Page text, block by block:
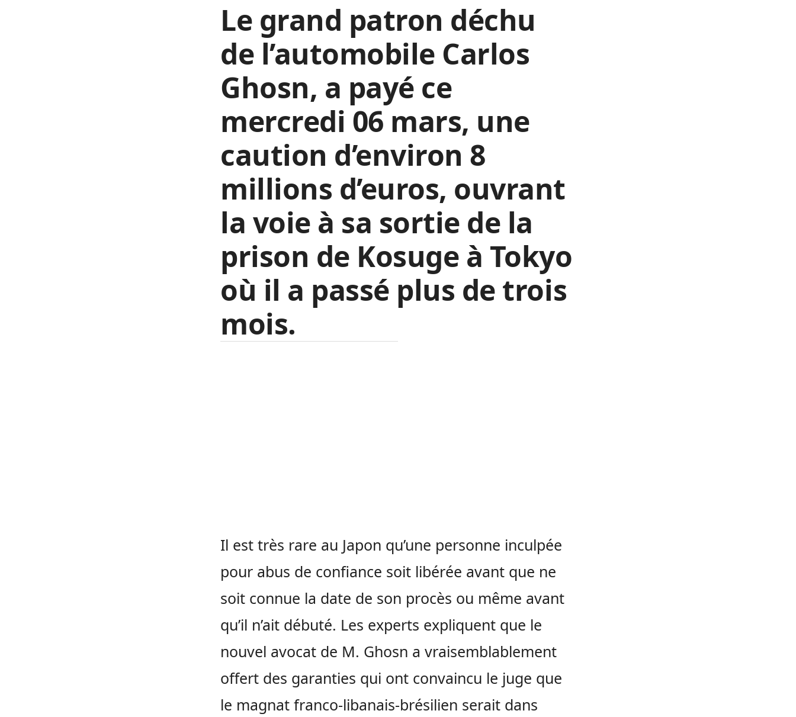
Le grand patron déchu
de l’automobile Carlos
Ghosn, a payé ce
mercredi 06 mars, une
caution d’environ 8
millions d’euros, ouvrant
la voie à sa sortie de la
prison de Kosuge à Tokyo
où il a passé plus de trois
mois.
Il est très rare au Japon qu’une personne inculpée
pour abus de confiance soit libérée avant que ne
soit connue la date de son procès ou même avant
qu’il n’ait débuté. Les experts expliquent que le
nouvel avocat de M. Ghosn a vraisemblablement
offert des garanties qui ont convaincu le juge que
le magnat franco-libanais-brésilien serait dans